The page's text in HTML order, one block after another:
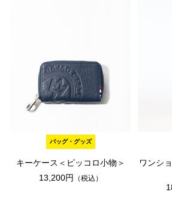
バッグ・グッズ
キーケース＜ピッコロ小物＞
13,200円
（税込）
ワンシ